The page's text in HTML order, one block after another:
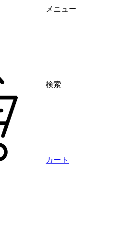
メニュー
検索
カート